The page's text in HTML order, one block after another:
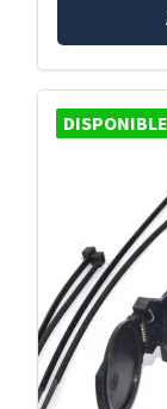
DISPONIBLE